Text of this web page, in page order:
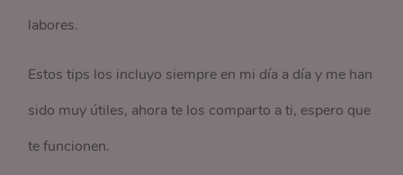
labores.
Estos tips los incluyo siempre en mi día a día y me han
sido muy útiles, ahora te los comparto a ti, espero que
te funcionen.